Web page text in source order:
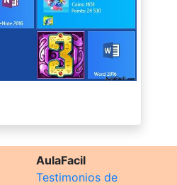
AulaFacil
Testimonios de